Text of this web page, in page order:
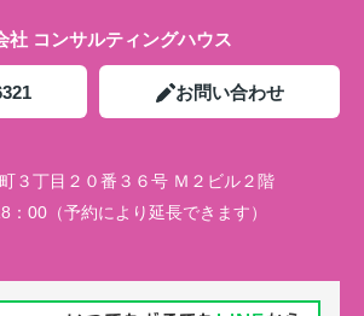
社 コンサルティングハウス
お問い合わせ
３丁目２０番３６号 Ｍ２ビル２階
：00（予約により延長できます）